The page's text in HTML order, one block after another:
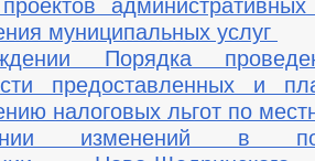
муниципальных услуг
Порядка
предоставленных и
налоговых льгот по
изменений в